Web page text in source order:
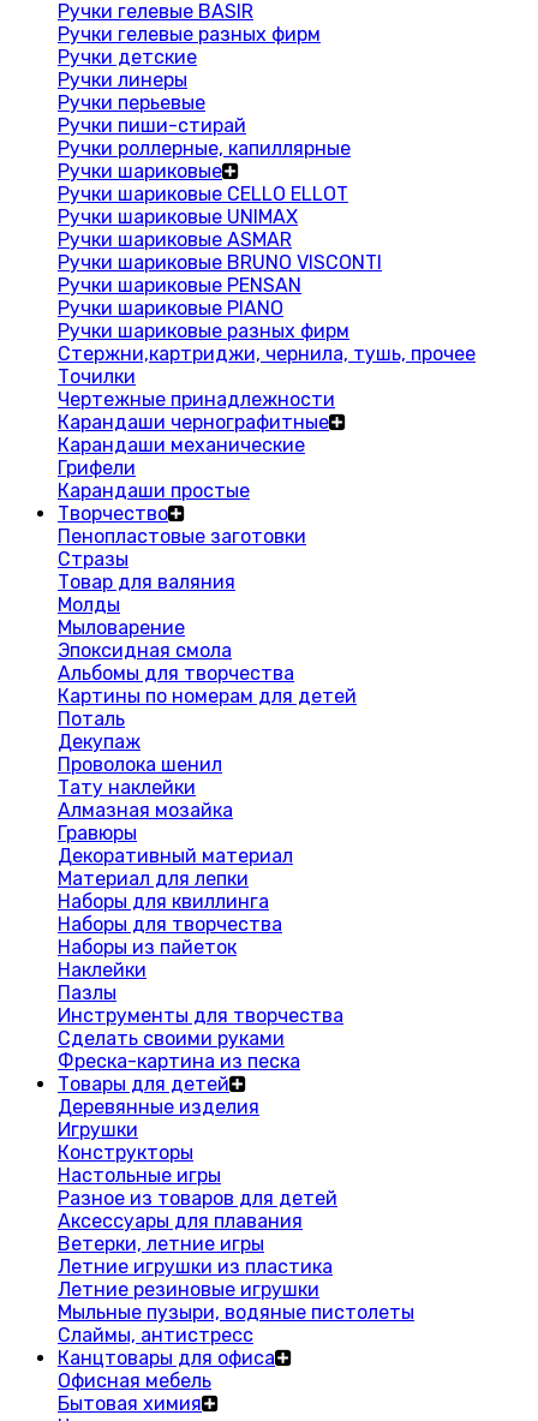
Ручки гелевые BASIR
Ручки гелевые разных фирм
Ручки детские
Ручки линеры
Ручки перьевые
Ручки пиши-стирай
Ручки роллерные, капиллярные
Ручки шариковые
Ручки шариковые CELLO ELLOT
Ручки шариковые UNIMAX
Ручки шариковые ASMAR
Ручки шариковые BRUNO VISCONTI
Ручки шариковые PENSAN
Ручки шариковые PIANO
Ручки шариковые разных фирм
Стержни,картриджи, чернила, тушь, прочее
Точилки
Чертежные принадлежности
Карандаши чернографитные
Карандаши механические
Грифели
Карандаши простые
Творчество
Пенопластовые заготовки
Стразы
Товар для валяния
Молды
Мыловарение
Эпоксидная смола
Альбомы для творчества
Картины по номерам для детей
Поталь
Декупаж
Проволока шенил
Тату наклейки
Алмазная мозайка
Гравюры
Декоративный материал
Материал для лепки
Наборы для квиллинга
Наборы для творчества
Наборы из пайеток
Наклейки
Пазлы
Инструменты для творчества
Сделать своими руками
Фреска-картина из песка
Товары для детей
Деревянные изделия
Игрушки
Конструкторы
Настольные игры
Разное из товаров для детей
Аксессуары для плавания
Ветерки, летние игры
Летние игрушки из пластика
Летние резиновые игрушки
Мыльные пузыри, водяные пистолеты
Слаймы, антистресс
Канцтовары для офиса
Офисная мебель
Бытовая химия